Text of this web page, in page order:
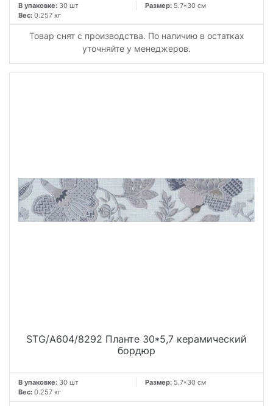
В упаковке: 30 шт Размер: 5.7*30 см
Вес: 0.257 кг
Товар снят с производства. По наличию в остатках
уточняйте у менеджеров.
STG/A604/8292 Планте 30*5,7 керамический
бордюр
В упаковке: 30 шт Размер: 5.7*30 см
Вес: 0.257 кг